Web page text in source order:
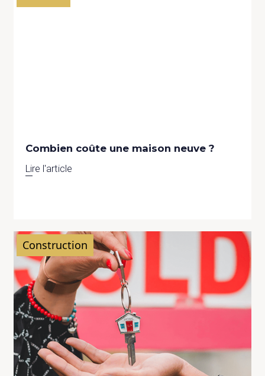
Combien coûte une maison neuve ?
Lire l'article
Construction